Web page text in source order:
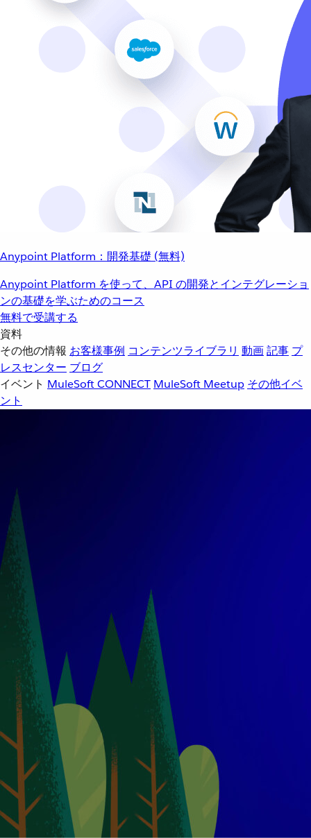
Anypoint Platform：開発基礎 (無料)
Anypoint Platform を使って、API の開発とインテグレーショ
ンの基礎を学ぶためのコース
無料で受講する
資料
その他の情報 お客様事例 コンテンツライブラリ 動画記事 プ
レスセンター ブログ
イベント MuleSoft CONNECT MuleSoft Meetup その他イベ
ント